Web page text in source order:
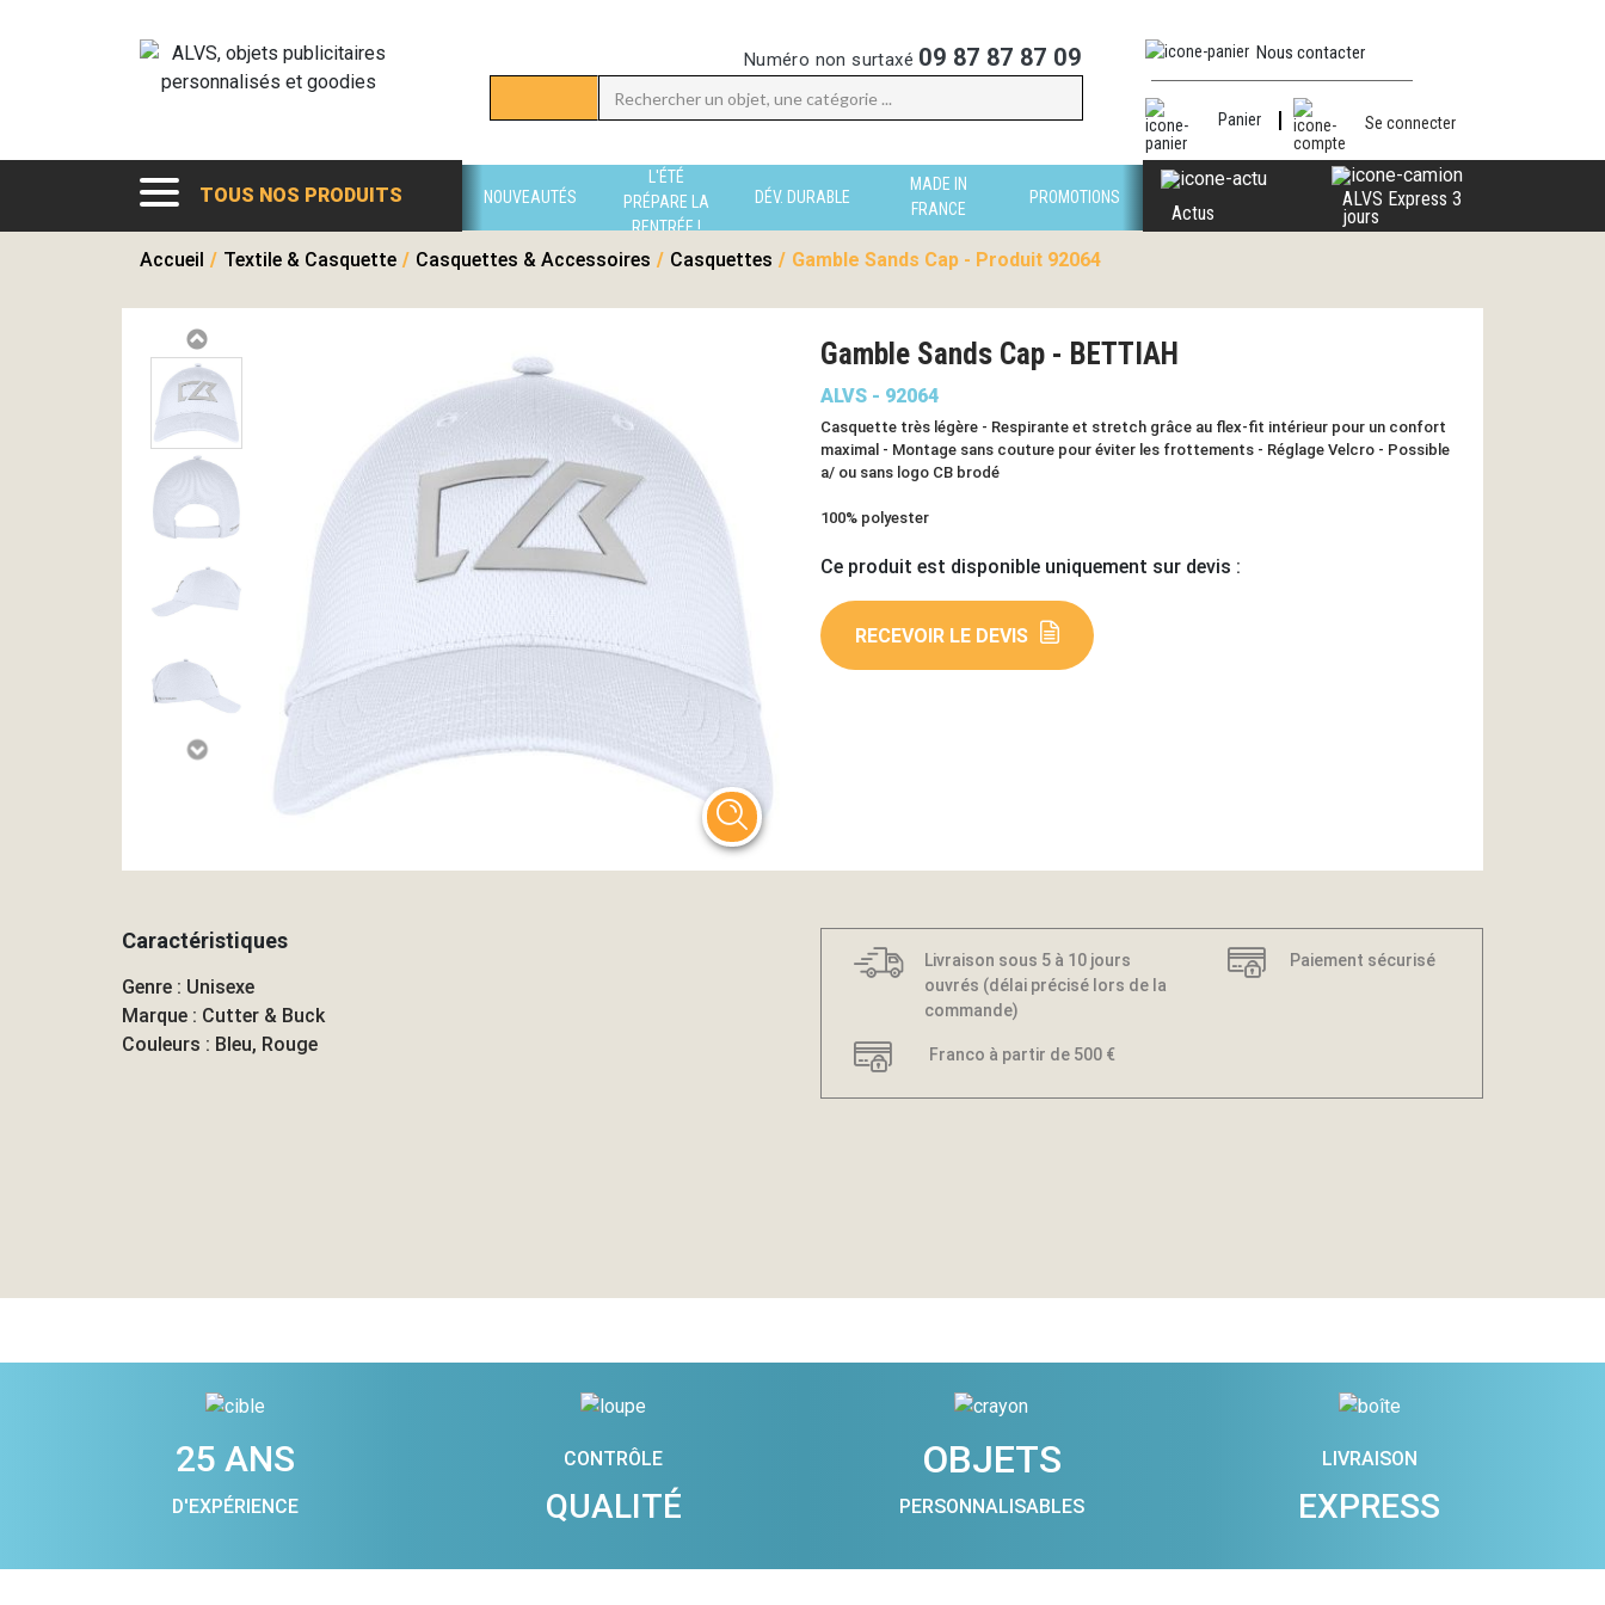
Numéro non surtaxé 09 87 87 87 09 Nous contacter
Panier Se connecter
TOUS NOS PRODUITS NOUVEAUTÉS
L'ÉTÉ
PRÉPARE LA
RENTRÉE !
DÉV. DURABLE
MADE IN
FRANCE
PROMOTIONS
Actus
ALVS Express 3
jours
Accueil / Textile & Casquette / Casquettes & Accessoires / Casquettes / Gamble Sands Cap - Produit 92064
Gamble Sands Cap - BETTIAH
ALVS - 92064
Casquette très légère - Respirante et stretch grâce au flex-fit intérieur pour un confort
maximal - Montage sans couture pour éviter les frottements - Réglage Velcro - Possible
a/ ou sans logo CB brodé
100% polyester
Ce produit est disponible uniquement sur devis :
RECEVOIR LE DEVIS
Caractéristiques
Genre : Unisexe
Marque : Cutter & Buck
Couleurs : Bleu, Rouge
Livraison sous 5 à 10 jours
ouvrés (délai précisé lors de la
commande)
Paiement sécurisé
Franco à partir de 500 €
25 ANS
D'EXPÉRIENCE
CONTRÔLE
QUALITÉ
OBJETS
PERSONNALISABLES
LIVRAISON
EXPRESS